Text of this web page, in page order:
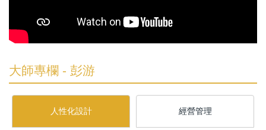
大師專欄 - 彭游
人性化設計 經營管理